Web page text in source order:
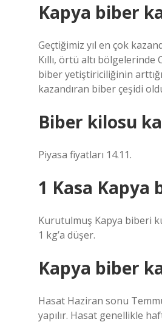
Kapya biber
Geçtiğimiz yıl en çok
Kıllı, örtü altı bölgelerinde
biber yetiştiriciliğinin
kazandıran biber çeşidi
Biber kilosu
Piyasa fiyatları 14.11.
1 Kasa Kapya
Kurutulmuş Kapya biberi
1 kg’a düşer.
Kapya biber
Hasat Haziran sonu
yapılır. Hasat genellikle